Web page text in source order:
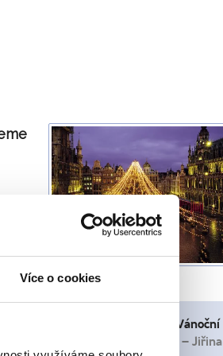
Více o cookies
se
bylo nejlepším zážitkem. Vánoční
– Jiřina